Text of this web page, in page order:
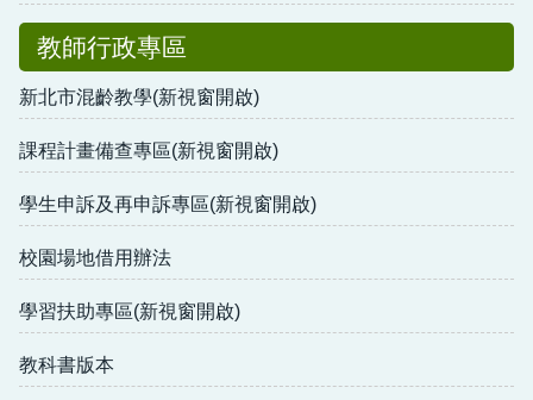
教師行政專區
新北市混齡教學(新視窗開啟)
課程計畫備查專區(新視窗開啟)
學生申訴及再申訴專區(新視窗開啟)
校園場地借用辦法
學習扶助專區(新視窗開啟)
教科書版本